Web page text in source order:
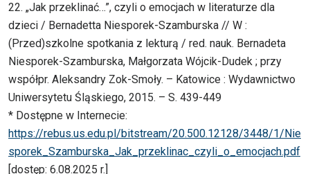
22. „Jak przeklinać…”, czyli o emocjach w literaturze dla
dzieci / Bernadetta Niesporek-Szamburska // W :
(Przed)szkolne spotkania z lekturą / red. nauk. Bernadeta
Niesporek-Szamburska, Małgorzata Wójcik-Dudek ; przy
współpr. Aleksandry Zok-Smoły. – Katowice : Wydawnictwo
Uniwersytetu Śląskiego, 2015. – S. 439-449
* Dostępne w Internecie:
https://rebus.us.edu.pl/bitstream/20.500.12128/3448/1/Nie
sporek_Szamburska_Jak_przeklinac_czyli_o_emocjach.pdf
[dostęp: 6.08.2025 r.]